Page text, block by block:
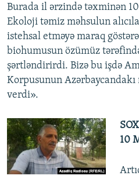
Burada il ərzində təxminən 10
Ekoloji təmiz məhsulun
istehsal etməyə maraq
biohumusun özümüz
şərtləndirirdi. Bizə bu işdə
Korpusunun
verdi».
10